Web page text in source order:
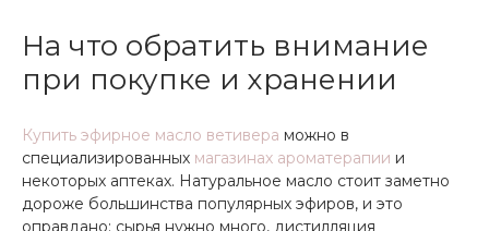
На что обратить внимание
при покупке и хранении
Купить эфирное масло ветивера можно в
специализированных магазинах ароматерапии и
некоторых аптеках. Натуральное масло стоит заметно
дороже большинства популярных эфиров, и это